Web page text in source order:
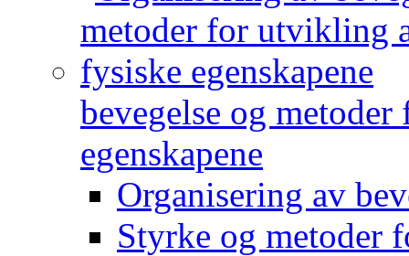
bevegelse og
egenskapene
Organisering av
Styrke og metoder